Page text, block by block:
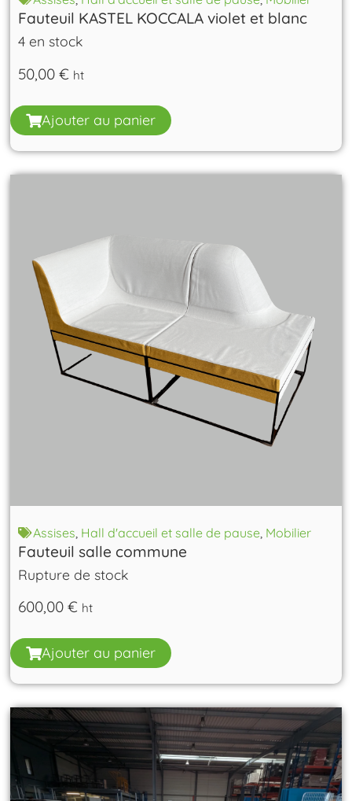
Fauteuil KASTEL KOCCALA violet et blanc
4 en stock
50,00€ ht
Ajouter au panier
Assises Hall d'accueil et salle de pause Mobilier
Fauteuil salle commune
Rupture de stock
600,00€ ht
Ajouter au panier